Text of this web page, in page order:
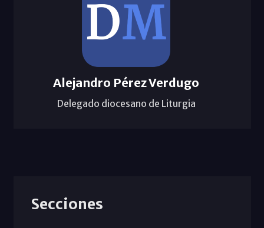
Alejandro Pérez Verdugo
Delegado diocesano de Liturgia
Secciones